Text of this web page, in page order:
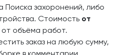
Поиска захоронений, либо
Стоимость от
от объёма работ.
заказ на любую сумму,